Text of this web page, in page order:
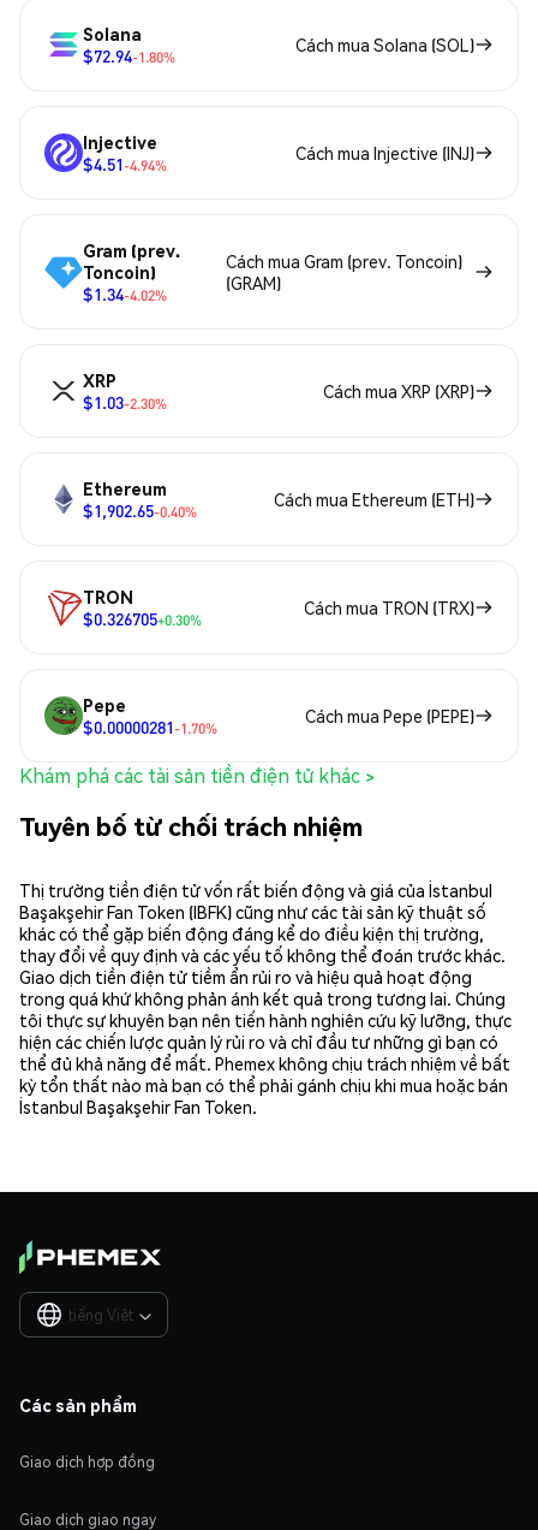
Solana
$72.94-1.80%
Cách mua Solana (SOL)
Injective
$4.51-4.94%
Cách mua Injective (INJ)
Gram (prev.
Toncoin)
$1.34-4.02%
Cách mua Gram (prev. Toncoin)
(GRAM)
XRP
$1.03-2.30%
Cách mua XRP (XRP)
Ethereum
$1,902.65-0.40%
Cách mua Ethereum (ETH)
TRON
$0.326705+0.30%
Cách mua TRON (TRX)
Pepe
$0.00000281-1.70%
Cách mua Pepe (PEPE)
Khám phá các tài sản tiền điện tử khác >
Tuyên bố từ chối trách nhiệm
Thị trường tiền điện tử vốn rất biến động và giá của İstanbul
Başakşehir Fan Token (IBFK) cũng như các tài sản kỹ thuật số
khác có thể gặp biến động đáng kể do điều kiện thị trường,
thay đổi về quy định và các yếu tố không thể đoán trước khác.
Giao dịch tiền điện tử tiềm ẩn rủi ro và hiệu quả hoạt động
trong quá khứ không phản ánh kết quả trong tương lai. Chúng
tôi thực sự khuyên bạn nên tiến hành nghiên cứu kỹ lưỡng, thực
hiện các chiến lược quản lý rủi ro và chỉ đầu tư những gì bạn có
thể đủ khả năng để mất. Phemex không chịu trách nhiệm về bất
kỳ tổn thất nào mà bạn có thể phải gánh chịu khi mua hoặc bán
İstanbul Başakşehir Fan Token.
tiếng Việt 
Các sản phẩm
Giao dịch hợp đồng
Giao dịch giao ngay